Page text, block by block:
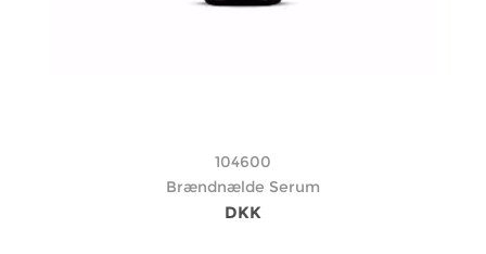
104600
Brændnælde Serum
DKK